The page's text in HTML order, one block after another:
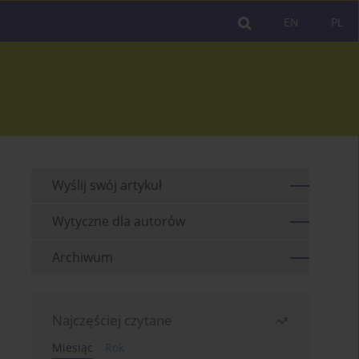
PL
EN
Wyślij swój artykuł
Wytyczne dla autorów
Archiwum
Najczęściej czytane
Miesiąc
Rok